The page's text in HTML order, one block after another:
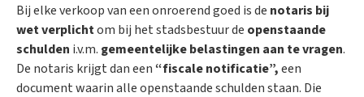
Bij elke verkoop van een onroerend goed is de notaris bij
wet verplichtom bij het stadsbestuur de openstaande
schulden i.v.m. gemeentelijke belastingen aan tevragen.
De notaris krijgt dan een “fiscale notificatie”,een
document waarin alle openstaande schulden staan. Die